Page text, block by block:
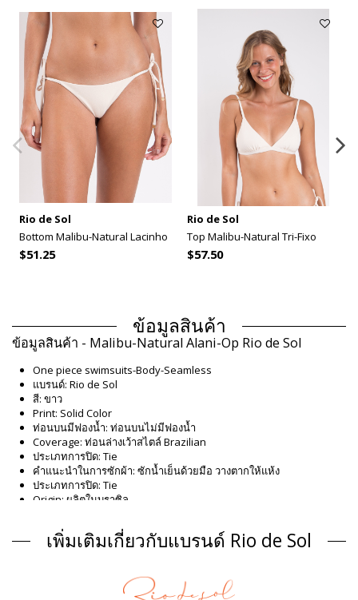
Rio de Sol
Bottom Malibu-Natural Lacinho
$51.25
Rio de Sol
Top Malibu-Natural Tri-Fixo
$57.50
ข้อมูลสินค้า
ข้อมูลสินค้า - Malibu-Natural Alani-Op Rio de Sol
One piece swimsuits-Body-Seamless
แบรนด์: Rio de Sol
สี: ขาว
Print: Solid Color
ท่อนบนมีฟองน้ำ: ท่อนบนไม่มีฟองน้ำ
Coverage: ท่อนล่างเว้าสไตล์ Brazilian
ประเภทการปิด: Tie
คำแนะนำในการซักผ้า: ซักน้ำเย็นด้วยมือ วางตากให้แห้ง
ประเภทการปิด: Tie
Origin: ผลิตในบราซิล
ส่วนประกอบ
Spandex (LYCRA) - OEKO-TEX - Chlorine Resistant
ซับใน: 84% Biodegradable Nylon (AMNI SOUL ECO), 16%
เพิ่มเติมเกี่ยวกับแบรนด์ Rio de Sol